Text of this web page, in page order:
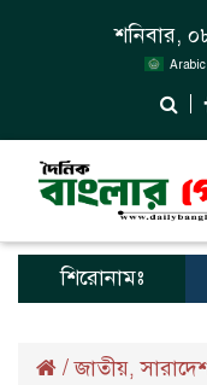
শনিবার,
Arabic
শিরোনামঃ
/জাতীয়,